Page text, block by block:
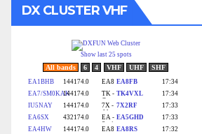
DX CLUSTER VHF